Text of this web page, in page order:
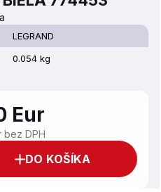
LEGRAND
0.054 kg
Eur
bez DPH
DO KOŠÍKA